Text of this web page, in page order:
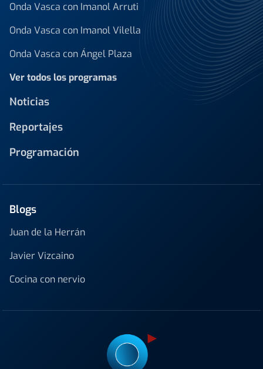
Onda Vasca con Imanol Arruti
Onda Vasca con Imanol Vilella
Onda Vasca con Ángel Plaza
Ver todos los programas
Noticias
Reportajes
Programación
Blogs
Juan de la Herrán
Javier Vizcaino
Cocina con nervio